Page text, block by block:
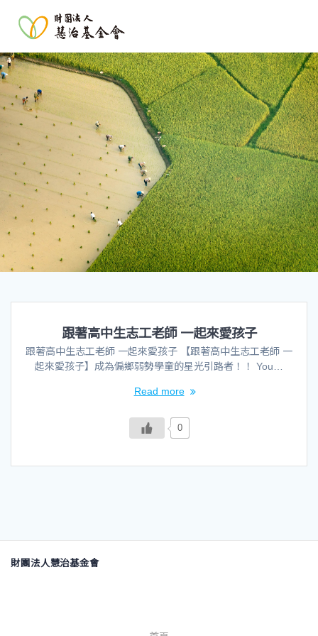
跟著高中生志工老師 一起來愛孩子
跟著高中生志工老師 一起來愛孩子 【跟著高中生志工老師 一
起來愛孩子】成為偏鄉弱勢學童的星光引路者！！ You…
Read more
0
財團法人慧治基金會